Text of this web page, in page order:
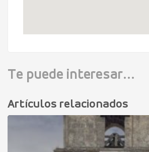
Te puede interesar...
Artículos relacionados